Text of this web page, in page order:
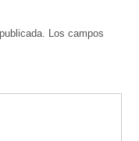
Los campos